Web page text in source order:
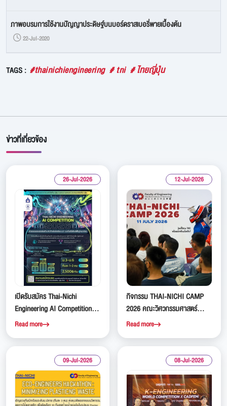
ภาพอบรมการใช้งานปัญญาประดิษฐ์บนบอร์ดราสเบอรี่พายเบื้องต้น
22-Jul-2020
TAGS : #thainichiengineering # tni # ไทยญี่ปุ่น
ข่าวที่เกี่ยวข้อง
26-Jul-2026
เปิดรับสมัคร Thai-Nichi
Engineering AI Competition
2026 เวทีแข่งขันสร้างสรรค์
ระดับมัธยมศึกษา
Read more
12-Jul-2026
กิจกรรม THAI-NICHI CAMP
2026 คณะวิศวกรรมศาสตร์
สถาบันเทคโนโลยีไทย-ญี่ปุ่น
Read more
09-Jul-2026 08-Jul-2026